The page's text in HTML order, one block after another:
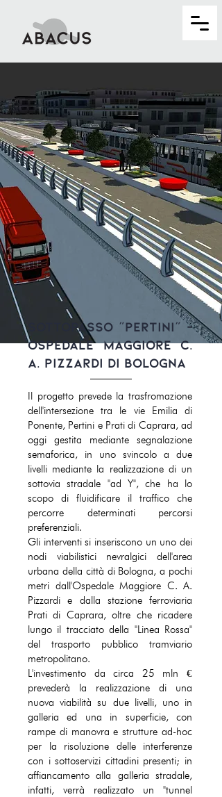
SOTTOPASSO "PERTINI" -
OSPEDALE MAGGIORE C.
A. PIZZARDI DI BOLOGNA
Il progetto prevede la trasfromazione
dell'intersezione tra le vie Emilia di
Ponente, Pertini e Prati di Caprara, ad
oggi gestita mediante segnalazione
semaforica, in uno svincolo a due
livelli mediante la realizzazione di un
sottovia stradale "ad Y", che ha lo
scopo di fluidificare il traffico che
percorre determinati percorsi
preferenziali.
Gli interventi si inseriscono un uno dei
nodi viabilistici nevralgici dell'area
urbana della città di Bologna, a pochi
metri dall'Ospedale Maggiore C. A.
Pizzardi e dalla stazione ferroviaria
Prati di Caprara, oltre che ricadere
lungo il tracciato della "Linea Rossa"
del trasporto pubblico tramviario
metropolitano.
L'investimento da circa 25 mln €
prevederà la realizzazione di una
nuova viabilità su due livelli, uno in
galleria ed una in superficie, con
rampe di manovra e strutture ad-hoc
per la risoluzione delle interferenze
con i sottoservizi cittadini presenti; in
affiancamento alla galleria stradale,
infatti, verrà realizzato un "tunnel